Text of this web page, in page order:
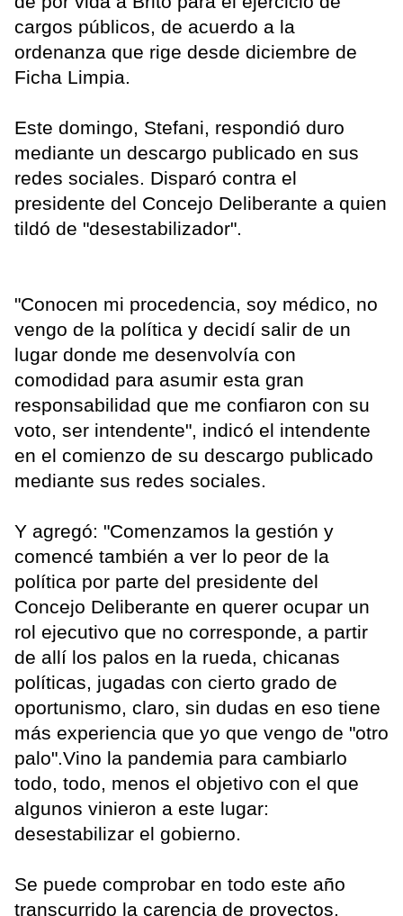
cargos públicos, de acuerdo a la
ordenanza que rige desde diciembre de
Ficha Limpia.
Este domingo, Stefani, respondió duro
mediante un descargo publicado en sus
redes sociales. Disparó contra el
presidente del Concejo Deliberante a quien
tildó de "desestabilizador".
"Conocen mi procedencia, soy médico, no
vengo de la política y decidí salir de un
lugar donde me desenvolvía con
comodidad para asumir esta gran
responsabilidad que me confiaron con su
voto, ser intendente", indicó el intendente
en el comienzo de su descargo publicado
mediante sus redes sociales.
Y agregó: "Comenzamos la gestión y
comencé también a ver lo peor de la
política por parte del presidente del
Concejo Deliberante en querer ocupar un
rol ejecutivo que no corresponde, a partir
de allí los palos en la rueda, chicanas
políticas, jugadas con cierto grado de
oportunismo, claro, sin dudas en eso tiene
más experiencia que yo que vengo de "otro
palo".Vino la pandemia para cambiarlo
todo, todo, menos el objetivo con el que
algunos vinieron a este lugar:
desestabilizar el gobierno.
Se puede comprobar en todo este año
transcurrido la carencia de proyectos,